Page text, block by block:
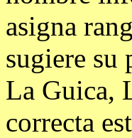
asigna
sugiere su
La Guica,
correcta